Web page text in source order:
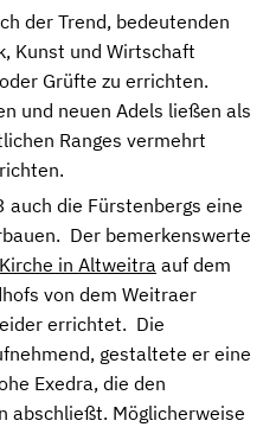
der Trend, bedeutenden
Kunst und Wirtschaft
Grüfte zu errichten.
und neuen Adels ließen als
Ranges vermehrt
die Fürstenbergs eine
Der bemerkenswerte
Kirche in Altweitra auf dem
von dem Weitraer
errichtet. Die
gestaltete er eine
Exedra, die den
abschließt. Möglicherweise